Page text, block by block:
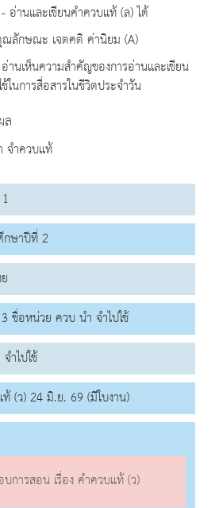
ยนคำควบแท้ (ล) ได้
ะ เจตคติ ค่านิยม (A)
สำคัญของการอ่านและเขียน
ในการสื่อสารในชีวิตประจำวัน
จำควบแท้
ษาปีที่ 2
ชื่อหน่วย ควบ นำ จำไปใช้
ำไปใช้
(ว) 24 มิ.ย. 69 (มีใบงาน)
การสอน เรื่อง คำควบแท้ (ว)